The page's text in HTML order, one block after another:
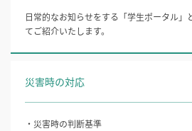
日常的なお知らせをする「学生ポータル」
てご紹介いたします。
災害時の対応
・災害時の判断基準